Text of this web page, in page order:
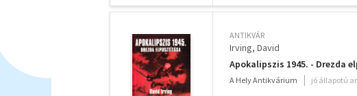
ANTIKVÁR
Irving, David
Apokalipszis 1945. - Drezda
A Hely Antikvárium jó állapotú